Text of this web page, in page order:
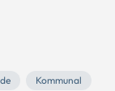
Kommunal